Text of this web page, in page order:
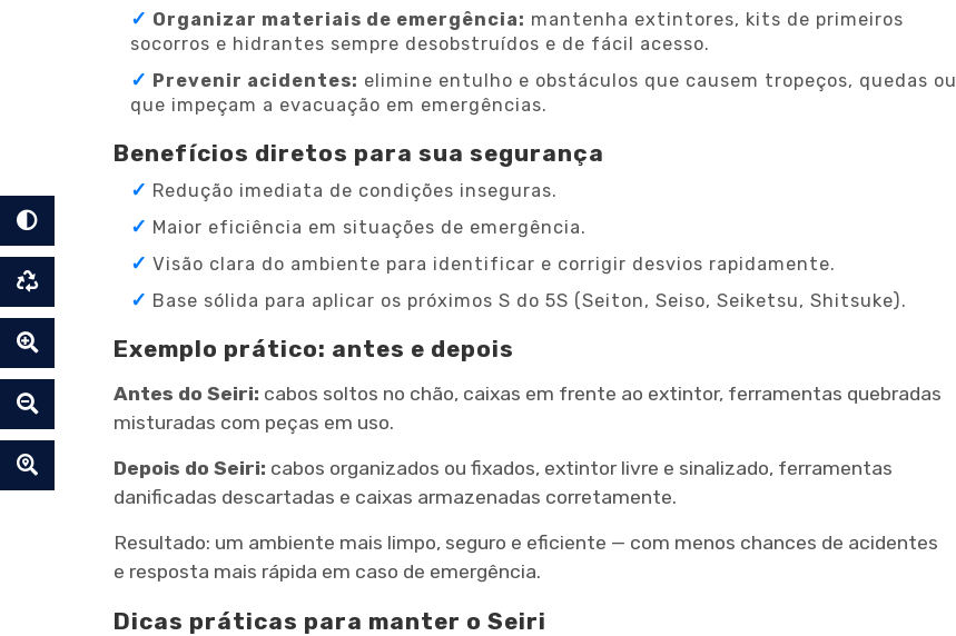
Organizar materiais de emergência: mantenha extintores, kits de primeiros
socorros e hidrantes sempre desobstruídos e de fácil acesso.
Prevenir acidentes: elimine entulho e obstáculos que causem tropeços, quedas ou
que impeçam a evacuação em emergências.
Benefícios diretos para sua segurança
Redução imediata de condições inseguras.
Maior eficiência em situações de emergência.
Visão clara do ambiente para identificar e corrigir desvios rapidamente.
Base sólida para aplicar os próximos S do 5S (Seiton, Seiso, Seiketsu, Shitsuke).
Exemplo prático: antes e depois
Antes do Seiri: cabos soltos no chão, caixas em frente ao extintor, ferramentas quebradas
misturadas com peças em uso.
Depois do Seiri: cabos organizados ou fixados, extintor livre e sinalizado, ferramentas
danificadas descartadas e caixas armazenadas corretamente.
Resultado: um ambiente mais limpo, seguro e eficiente — com menos chances de acidentes
e resposta mais rápida em caso de emergência.
Dicas práticas para manter o Seiri